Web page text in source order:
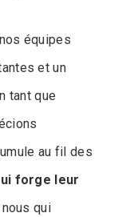
équipes
et un
tant que
au fil des
forge leur
qui